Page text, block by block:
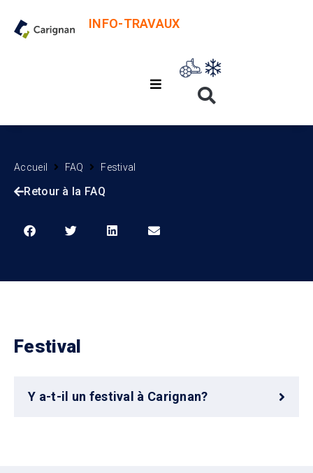
INFO-TRAVAUX
Accueil FAQ Festival
Retour à la FAQ
Festival
Y a-t-il un festival à Carignan?